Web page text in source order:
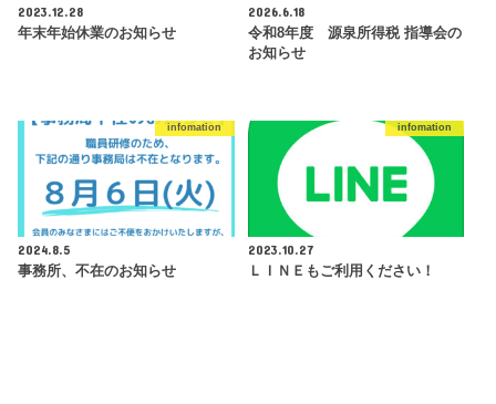
2023.12.28
年末年始休業のお知らせ
2026.6.18
令和8年度 源泉所得税 指導会の
お知らせ
infomation
2024.8.5
事務所、不在のお知らせ
infomation
2023.10.27
ＬＩＮＥもご利用ください！